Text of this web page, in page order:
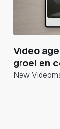
Video
groei en
New